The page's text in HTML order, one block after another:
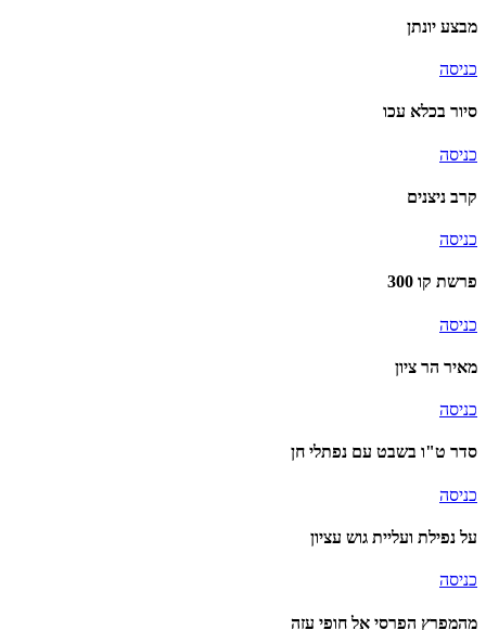
מבצע יונתן
כניסה
סיור בכלא עכו
כניסה
קרב ניצנים
כניסה
פרשת קו 300
כניסה
מאיר הר ציון
כניסה
סדר ט"ו בשבט עם נפתלי חן
כניסה
על נפילת ועליית גוש עציון
כניסה
מהמפרץ הפרסי אל חופי עזה